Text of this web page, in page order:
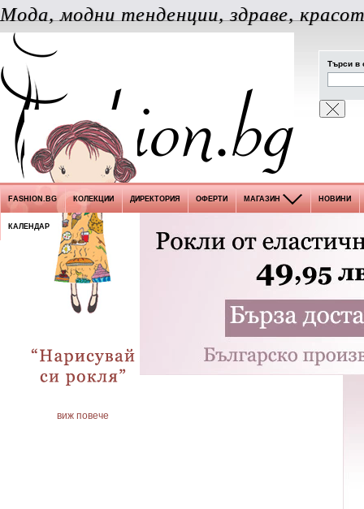
Мода, модни тенденции, здраве,
Търси в
FASHION.BG КОЛЕКЦИИ ДИРЕКТОРИЯ ОФЕРТИ МАГАЗИН НОВИНИ
КАЛЕНДАР
виж повече